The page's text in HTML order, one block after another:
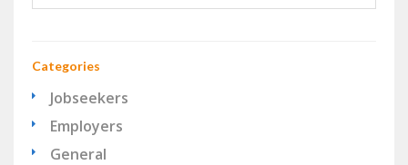
Categories
Jobseekers
Employers
General